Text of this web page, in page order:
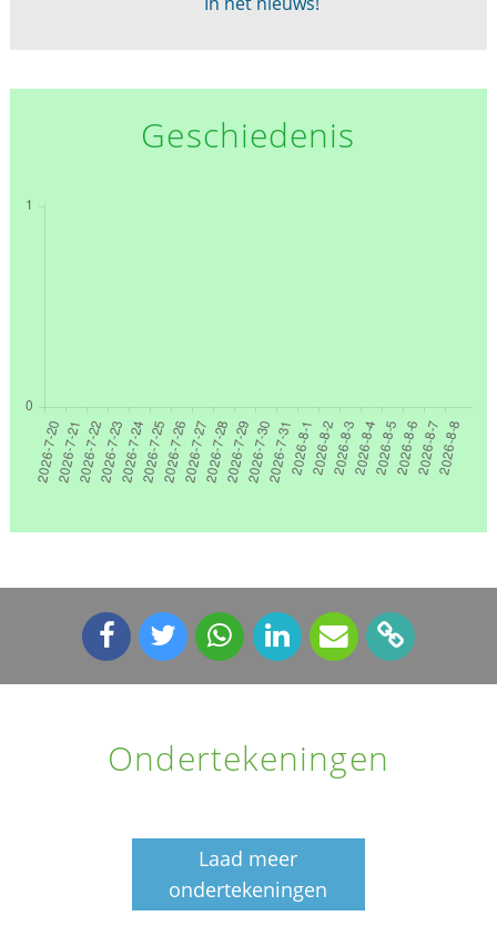
Geschiedenis
Ondertekeningen
Laad meer
ondertekeningen